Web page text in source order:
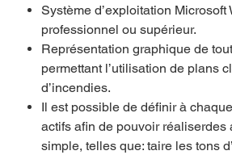
Système d’exploitation Microsoft
professionnel ou supérieur.
Représentation graphique de
permettant l’utilisation de plans
d’incendies.
Il est possible de définir à
actifs afin de pouvoir réaliserdes
simple, telles que: taire les tons